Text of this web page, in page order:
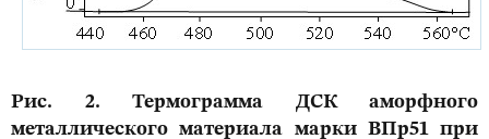
Рис. 2. Термограмма ДСК аморфного
металлического материала марки ВПр51 при